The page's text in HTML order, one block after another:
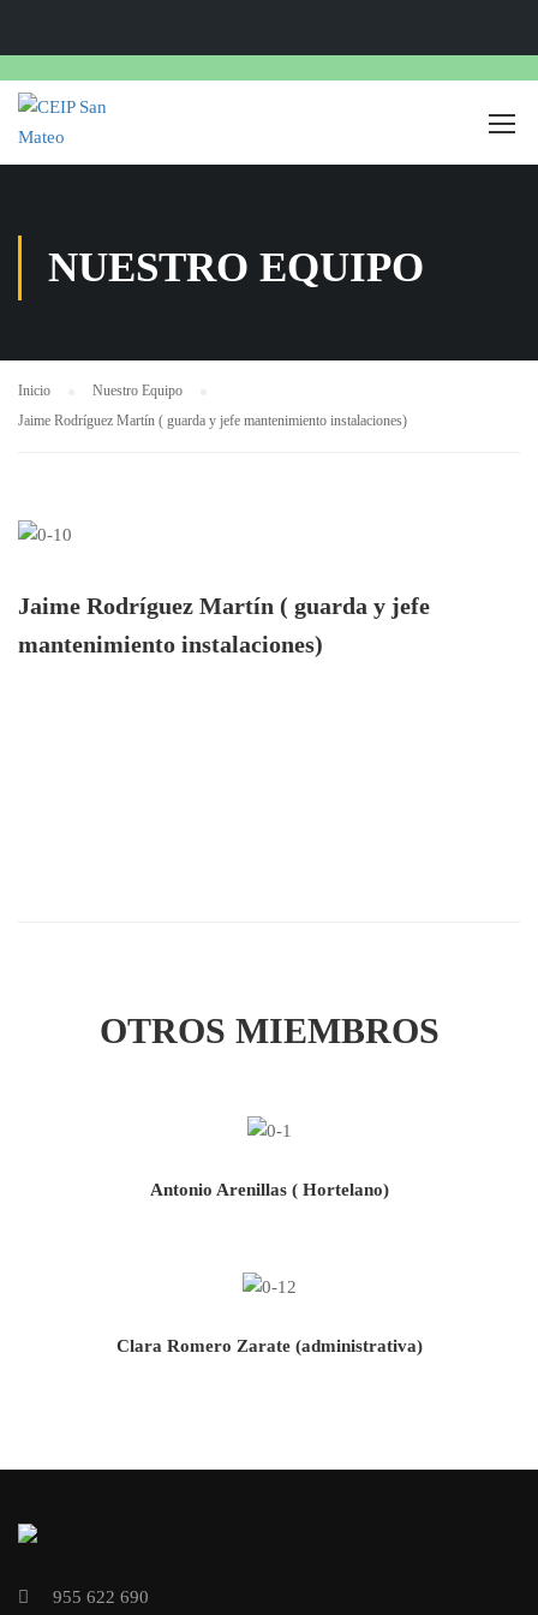
NUESTRO EQUIPO
Inicio
Nuestro Equipo
Jaime Rodríguez Martín ( guarda y jefe mantenimiento instalaciones)
Jaime Rodríguez Martín ( guarda y jefe
mantenimiento instalaciones)
OTROS MIEMBROS
Antonio Arenillas ( Hortelano)
Clara Romero Zarate (administrativa)
955 622 690